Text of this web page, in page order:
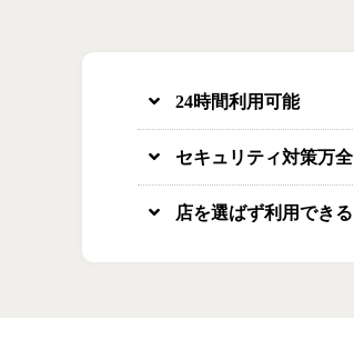
24時間利用可能
セキュリティ対策万全
店を選ばず利用できる